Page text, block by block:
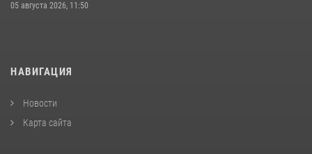
05 августа 2026, 11:50
НАВИГАЦИЯ
Новости
Карта сайта